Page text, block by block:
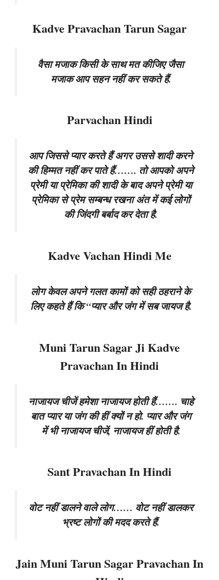
Kadve Pravachan Tarun Sagar
वैसा मजाक किसी के साथ मत कीजिए जैसा
मजाक आप सहन नहीं कर सकते हैं.
Parvachan Hindi
आप जिससे प्यार करते हैं अगर उससे शादी करने
की हिम्मत नहीं कर पाते हैं……. तो आपको अपने
प्रेमी या प्रेमिका की शादी के बाद अपने प्रेमी या
प्रेमिका से प्रेम सम्बन्ध रखना अंत में कई लोगों
की जिंदगी बर्बाद कर देता है.
Kadve Vachan Hindi Me
लोग केवल अपने गलत कामों को सही ठहराने के
लिए कहते हैं कि “प्यार और जंग में सब जायज है.
Muni Tarun Sagar Ji Kadve
Pravachan In Hindi
नाजायज चीजें हमेशा नाजायज होती हैं……. चाहे
बात प्यार या जंग की हीं क्यों न हो. प्यार और जंग
में भी नाजायज चीजें, नाजायज हीं होती है.
Sant Pravachan In Hindi
वोट नहीं डालने वाले लोग…… वोट नहीं डालकर
भ्रष्ट लोगों की मदद करते हैं.
Jain Muni Tarun Sagar Pravachan In